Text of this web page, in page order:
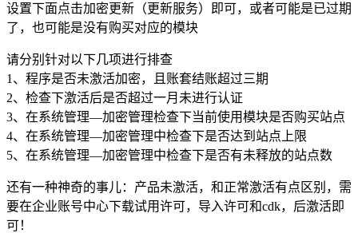
设置下面点击加密更新（更新服务）即可，或者可能是已过期
了，也可能是没有购买对应的模块
请分别针对以下几项进行排查
1、程序是否未激活加密，且账套结账超过三期
2、检查下激活后是否超过一月未进行认证
3、在系统管理—加密管理检查下当前使用模块是否购买站点
4、在系统管理—加密管理中检查下是否达到站点上限
5、在系统管理—加密管理中检查下是否有未释放的站点数
还有一种神奇的事儿：产品未激活，和正常激活有点区别，需
要在企业账号中心下载试用许可，导入许可和cdk，后激活即
可！